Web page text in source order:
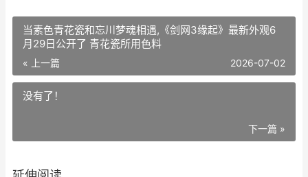
当素色青花瓷和忘川梦魂相遇,《剑网3缘起》最新外观6
月29日公开了 青花瓷所用色料
« 上一篇 2026-07-02
没有了！
下一篇 »